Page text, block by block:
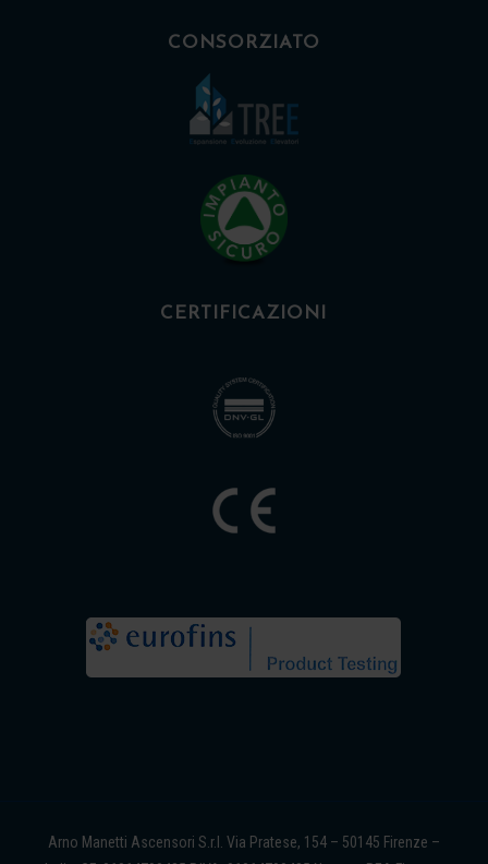
CONSORZIATO
CERTIFICAZIONI
Arno Manetti Ascensori S.r.l. Via Pratese, 154 – 50145 Firenze –